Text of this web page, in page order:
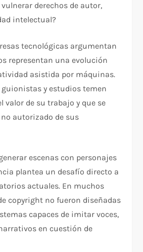
derechos de autor,
intelectual?
tecnológicas argumentan
representan una evolución
asistida por máquinas.
guionistas y estudios temen
valor de su trabajo y que se
autorizado de sus
escenas con personajes
plantea un desafío directo a
actuales. En muchos
copyright no fueron diseñadas
capaces de imitar voces,
en cuestión de